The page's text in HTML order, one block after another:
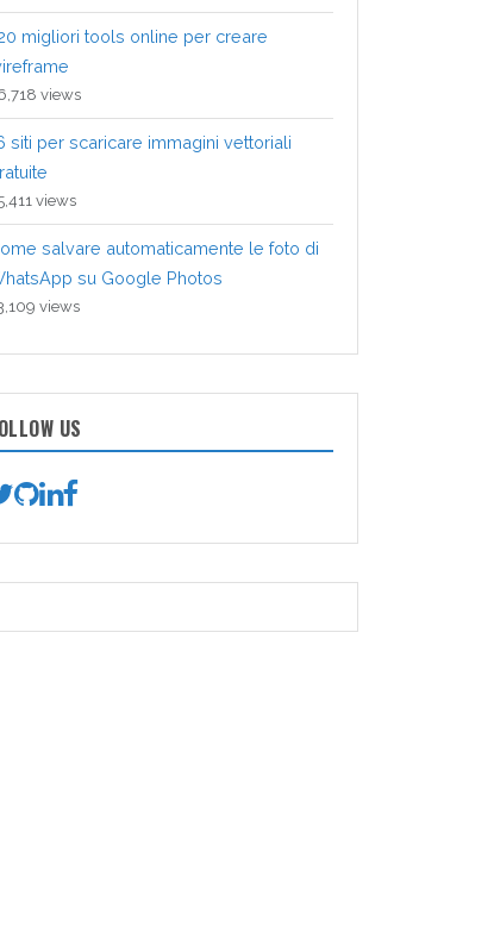
migliori tools online per creare
views
siti per scaricare immagini vettoriali
views
salvare automaticamente le foto di
su Google Photos
views
US